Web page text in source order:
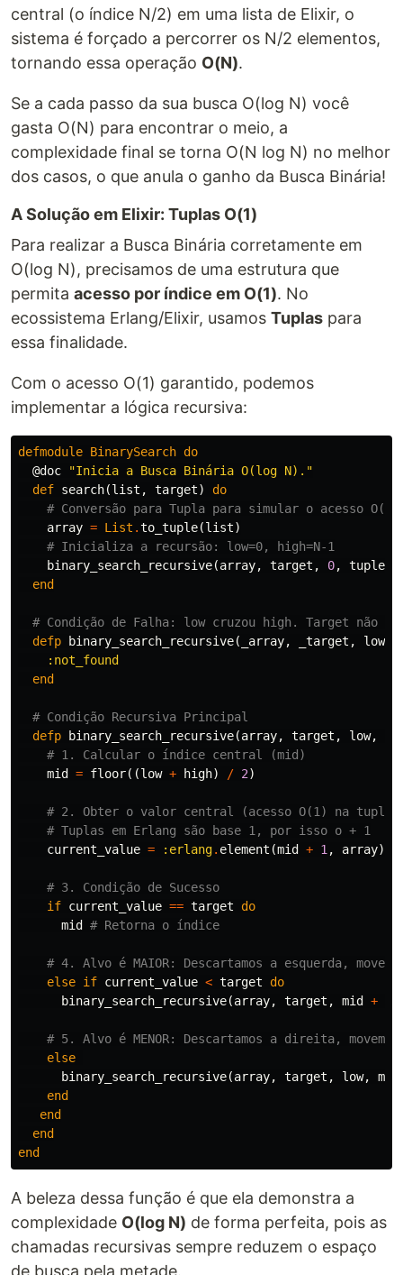
central (o índice N/2) em uma lista de Elixir, o
sistema é forçado a percorrer os N/2 elementos,
tornando essa operação O(N).
Se a cada passo da sua busca O(log N) você
gasta O(N) para encontrar o meio, a
complexidade final se torna O(N log N) no melhor
dos casos, o que anula o ganho da Busca Binária!
A Solução em Elixir: Tuplas O(1)
Para realizar a Busca Binária corretamente em
O(log N), precisamos de uma estrutura que
permita acesso por índice em O(1). No
ecossistema Erlang/Elixir, usamos Tuplas para
essa finalidade.
Com o acesso O(1) garantido, podemos
implementar a lógica recursiva:
defmodule BinarySearch do
@doc
"Inicia a Busca Binária O(log N)."
def search(list , target)
do
# Conversão para Tupla para simular o acesso
array = List .to_tuple(list)
# Inicializa a recursão: low=0, high=N-1
binary_search_recursive(array, target , 0,
end
# Condição de Falha: low cruzou high. Target não
defp
binary_search_recursive( _array, _target , low
:not_found
end
# Condição Recursiva Principal
defp
binary_search_recursive(array, target , low,
# 1. Calcular o índice central (mid)
mid
= floor((low + high) / 2)
# 2. Obter o valor central (acesso O(1) na tupla)
# Tuplas em Erlang são base 1, por isso o + 1
current_value = :erlang. element (mid + 1 , array)
# 3. Condição de Sucesso
if current_value == target
do
mid
# Retorna o índice
# 4. Alvo é MAIOR: Descartamos a esquerda,
else if current_value < target
do
binary_search_recursive(array, target , mid +
# 5. Alvo é MENOR: Descartamos a direita,
else
binary_search_recursive(array, target , low,
mid
end
end
end
end
A beleza dessa função é que ela demonstra a
complexidade O(log N) de forma perfeita, pois as
chamadas recursivas sempre reduzem o espaço
de busca pela metade.